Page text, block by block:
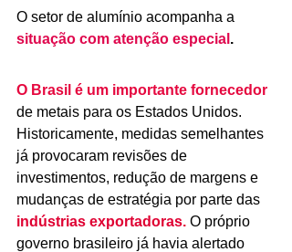
O setor de alumínio acompanha a
situação com atenção especial .
O Brasil é um importante fornecedor
de metais para os Estados Unidos.
Historicamente, medidas semelhantes
já provocaram revisões de
investimentos, redução de margens e
mudanças de estratégia por parte das
indústrias exportadoras. O próprio
governo brasileiro já havia alertado